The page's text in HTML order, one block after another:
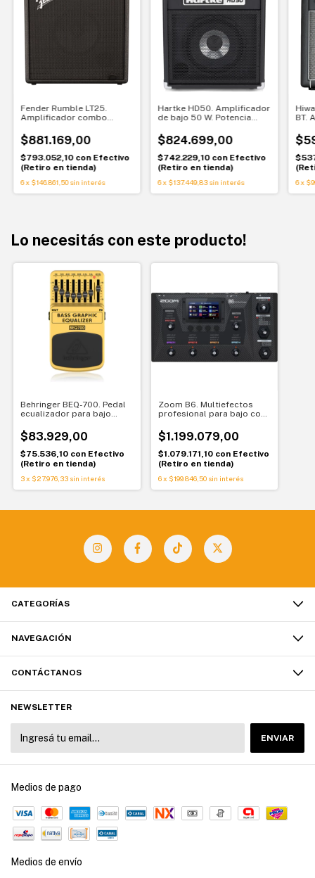
Fender Rumble LT25.
Amplificador combo
Presets, efectos y práctica
silenciosa
$881.169,00
$793.052,10 con Efectivo
(Retiro en tienda)
6x $146.861,50 sin interés
Hartke HD50. Amplificador
de bajo 50 W. Potencia
definido
$824.699,00
$742.229,10 con Efectivo
(Retiro en tienda)
6x $137.449,83 sin interés
BT.
6x
Lo necesitás con este producto!
Behringer BEQ-700. Pedal
ecualizador para bajo
tono
$83.929,00
$75.536,10 con Efectivo
(Retiro en tienda)
3x $27.976,33 sin interés
Zoom B6. Multiefectos
profesional para bajo con
Layer IR
$1.199.079,00
$1.079.171,10 con Efectivo
(Retiro en tienda)
6 x $199.846,50 sin interés
CATEGORÍAS
NAVEGACIÓN
CONTÁCTANOS
NEWSLETTER
Medios de pago
Medios de envío